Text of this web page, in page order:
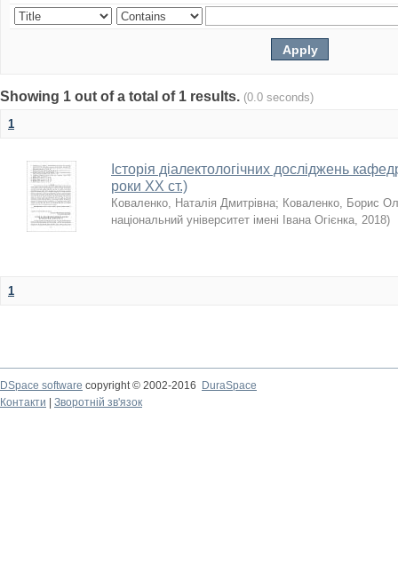
Showing 1 out of a total of 1 results. (0.0 seconds)
1
Історія діалектологічних досліджень
роки ХХ ст.)
Коваленко, Наталія Дмитрівна; Коваленко, Борис
національний університет імені Івана Огієнка, 2018)
1
DSpace software copyright © 2002-2016
DuraSpace
Контакти
Зворотній зв'язок